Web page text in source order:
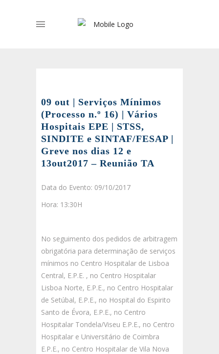
09 out | Serviços Mínimos
(Processo n.º 16) | Vários
Hospitais EPE | STSS,
SINDITE e SINTAF/FESAP |
Greve nos dias 12 e
13out2017 – Reunião TA
Data do Evento: 09/10/2017
Hora: 13:30H
No seguimento dos pedidos de arbitragem
obrigatória para determinação de serviços
mínimos no Centro Hospitalar de Lisboa
Central, E.P.E. , no Centro Hospitalar
Lisboa Norte, E.P.E., no Centro Hospitalar
de Setúbal, E.P.E., no Hospital do Espirito
Santo de Évora, E.P.E., no Centro
Hospitalar Tondela/Viseu E.P.E., no Centro
Hospitalar e Universitário de Coimbra
E.P.E., no Centro Hospitalar de Vila Nova